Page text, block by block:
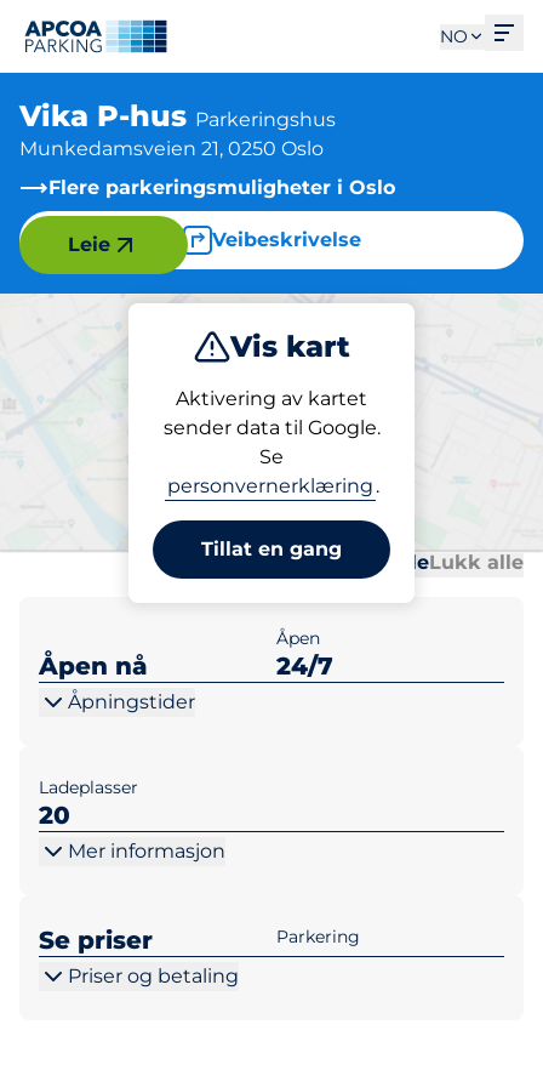
NO
Vika P-hus Parkeringshus
Munkedamsveien 21, 0250 Oslo
Flere parkeringsmuligheter i Oslo
Veibeskrivelse
Vis kart
Aktivering av kartet
sender data til Google.
Se
personvernerklæring .
Tillat en gang
Leie
Lading
Lading
Vika P-hus
Åpne alleLukk alle
Åpen nå
Åpen
24/7
Åpningstider
Ladeplasser
20
Mer informasjon
Se priser Parkering
Priser og betaling